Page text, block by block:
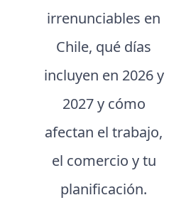
irrenunciables en
Chile, qué días
incluyen en 2026 y
2027 y cómo
afectan el trabajo,
el comercio y tu
planificación.